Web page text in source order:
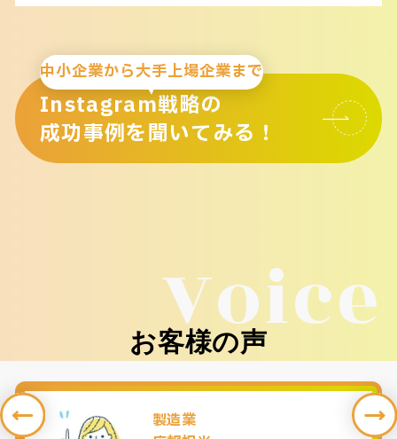
中小企業から大手上場企業まで
Instagram戦略の
成功事例を聞いてみる！
Voice
お客様の声
製造業